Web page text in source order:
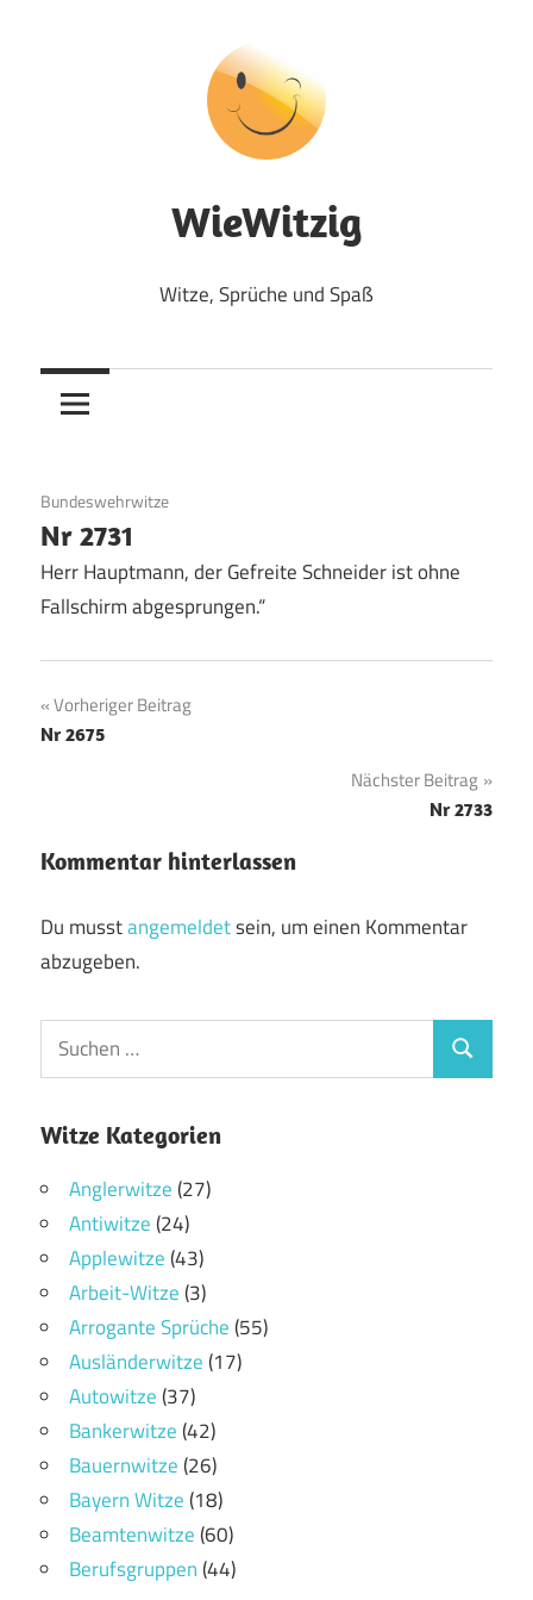
WieWitzig
Witze, Sprüche und Spaß
17. September 2017
Bundeswehrwitze
Nr 2731
Herr Hauptmann, der Gefreite Schneider ist ohne
Fallschirm abgesprungen.“
Beitragsnavigation
Vorheriger Beitrag
Nr 2675
Nächster Beitrag
Nr 2733
Kommentar hinterlassen
Du musstangemeldetsein, um einen Kommentar
abzugeben.
Witze Kategorien
Anglerwitze(27)
Antiwitze(24)
Applewitze(43)
Arbeit-Witze(3)
Arrogante Sprüche(55)
Ausländerwitze(17)
Autowitze(37)
Bankerwitze(42)
Bauernwitze(26)
Bayern Witze(18)
Beamtenwitze(60)
Berufsgruppen(44)